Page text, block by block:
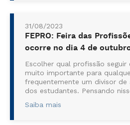
31/08/2023
FEPRO: Feira das
ocorre no dia 4 de
Escolher qual profissão seguir
muito importante para
frequentemente um divisor de
dos estudantes. Pensando
Saiba mais